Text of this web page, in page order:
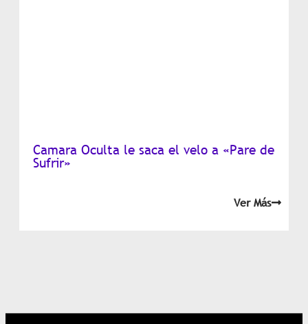
Camara Oculta le saca el velo a «Pare de
Sufrir»
Ver Más